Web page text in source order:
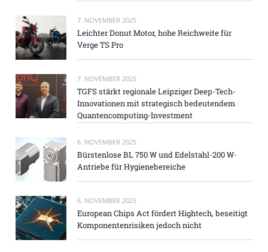
7. NOVEMBER 2025
Leichter Donut Motor, hohe Reichweite für
Verge TS Pro
7. NOVEMBER 2025
TGFS stärkt regionale Leipziger Deep-Tech-
Innovationen mit strategisch bedeutendem
Quantencomputing-Investment
6. NOVEMBER 2025
Bürstenlose BL 750 W und Edelstahl-200 W-
Antriebe für Hygienebereiche
6. NOVEMBER 2025
European Chips Act fördert Hightech, beseitigt
Komponentenrisiken jedoch nicht